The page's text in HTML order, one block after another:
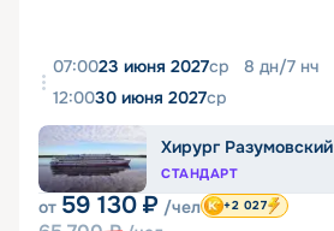
07:0023 июня 2027ср 8 дн/7 нч
12:0030 июня 2027ср
Хирург Разумовский
СТАНДАРТ
от 59 130 ₽ /чел +2 027